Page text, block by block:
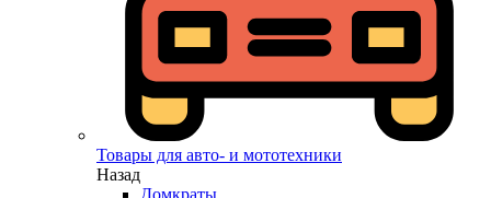
Товары для авто- и мототехники
Назад
Домкраты